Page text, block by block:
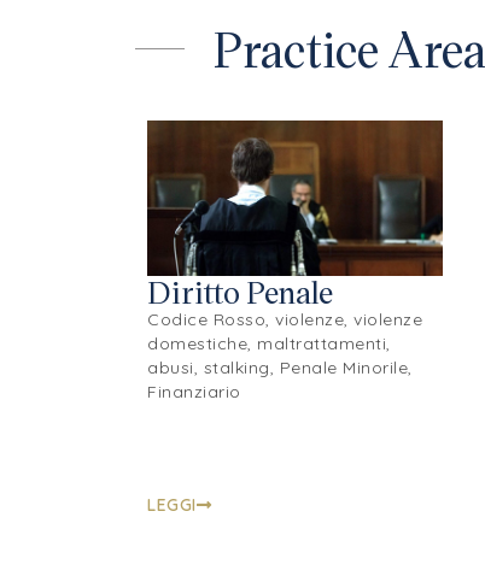
Practice Area
Diritto Penale
Codice Rosso, violenze, violenze
domestiche, maltrattamenti,
abusi, stalking, Penale Minorile,
Finanziario
LEGGI